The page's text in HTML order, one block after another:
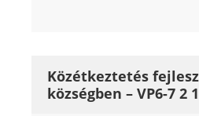
Közétkeztetés
községben – VP6-7 2